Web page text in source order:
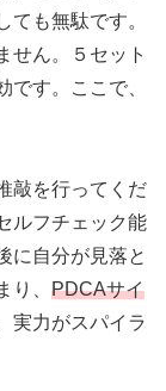
も無駄です。
せん。５セット
す。ここで、
敲を行ってくだ
ルフチェック能
に自分が見落と
り、 PDCAサイ
実力がスパイラ